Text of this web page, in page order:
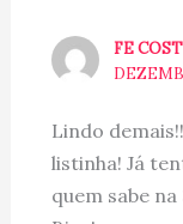
FE
Lindo
listinha! Já
quem sabe na